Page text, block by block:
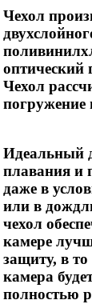
Чехол
оптический
Чехол
погружение
Идеальный
плавания и
даже в
или в
чехол
камере
защиту, в
камера
полностью